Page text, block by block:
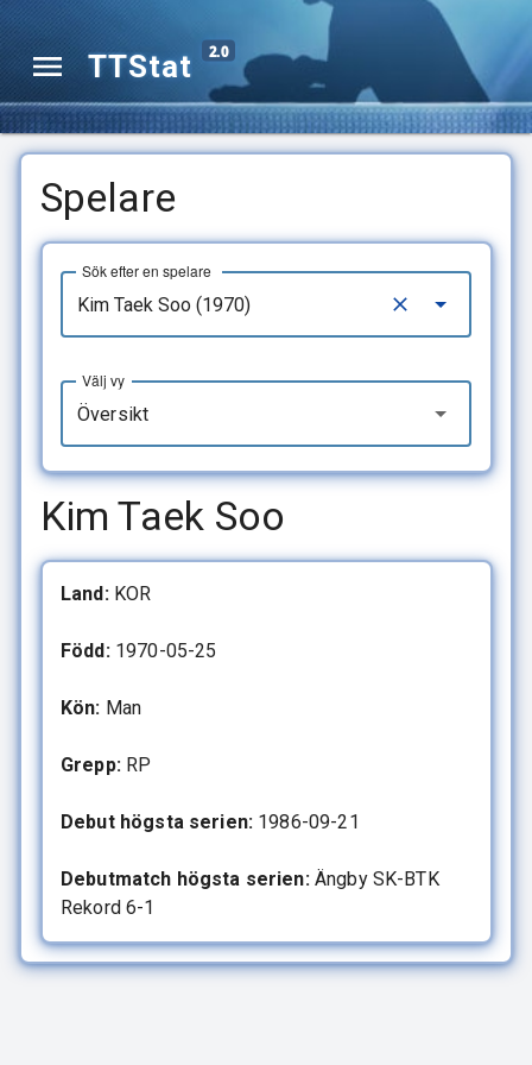
TTStat 2.0
Spelare
Sök efter en spelare
Översikt
Välj vy
Kim Taek Soo
Land:KOR
Född:1970-05-25
Kön: Man
Grepp:RP
Debut högsta serien: 1986-09-21
Debutmatch högsta serien:Ängby SK-BTK
Rekord 6-1